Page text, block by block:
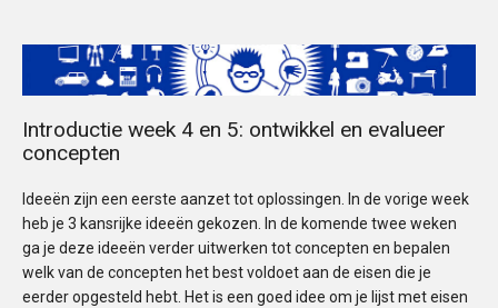
Introductie week 4 en 5: ontwikkel en evalueer
concepten
Ideeën zijn een eerste aanzet tot oplossingen. In de vorige week
heb je 3 kansrijke ideeën gekozen. In de komende twee weken
ga je deze ideeën verder uitwerken tot concepten en bepalen
welk van de concepten het best voldoet aan de eisen die je
eerder opgesteld hebt. Het is een goed idee om je lijst met eisen